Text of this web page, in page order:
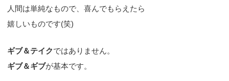
人間は単純なもので、喜んでもらえたら
嬉しいものです(笑)
ギブ＆テイクではありません。
ギブ＆ギブが基本です。